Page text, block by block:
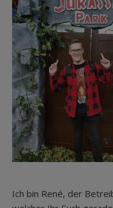
Ich bin René, der